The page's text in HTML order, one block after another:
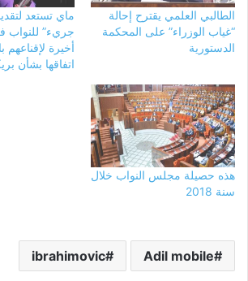
الطالبي العلمي يقترح إحالة
“غياب الوزراء” على المحكمة
الدستورية
ماي تستعد
جريء” للنواب
أخيرة لإقناعهم
اتفاقها بشأن
هذه حصيلة مجلس النواب خلال
سنة 2018
Adil mobile
ibrahimovic